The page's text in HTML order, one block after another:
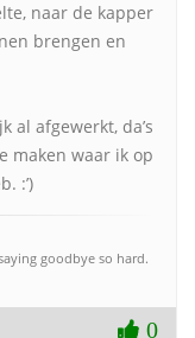
naar de kapper
brengen en
al afgewerkt, da’s
maken waar ik op
:’)
goodbye so hard.
0